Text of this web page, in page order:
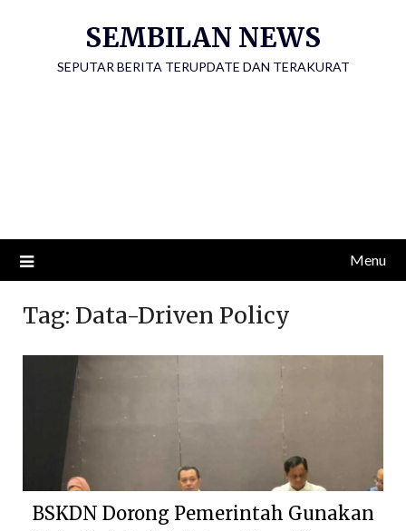
SEMBILAN NEWS
SEPUTAR BERITA TERUPDATE DAN TERAKURAT
Menu
Tag: Data-Driven Policy
BSKDN Dorong Pemerintah Gunakan